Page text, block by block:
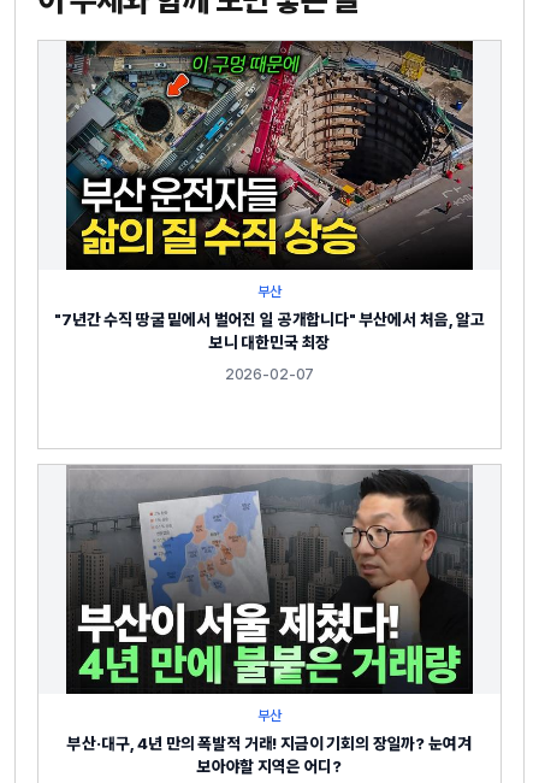
부산
"7년간 수직 땅굴 밑에서 벌어진 일 공개합니다" 부산에서 처음, 알고
보니 대한민국 최장
2026-02-07
부산
부산·대구, 4년 만의 폭발적 거래! 지금이 기회의 장일까? 눈여겨
보아야할 지역은 어디?